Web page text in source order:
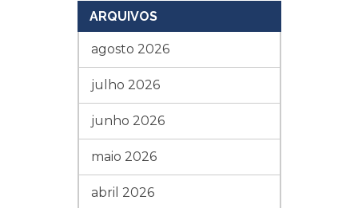
ARQUIVOS
agosto 2026
julho 2026
junho 2026
maio 2026
abril 2026